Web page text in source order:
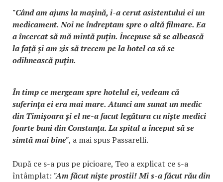
"Când am ajuns la mașină, i-a cerut asistentului ei un
medicament. Noi ne îndreptam spre o altă filmare. Ea
a încercat să mă mintă puțin. Începuse să se albească
la față și am zis să trecem pe la hotel ca să se
odihnească puțin.
În timp ce mergeam spre hotelul ei, vedeam că
suferința ei era mai mare. Atunci am sunat un medic
din Timișoara și el ne-a facut legătura cu niște medici
foarte buni din Constanța. La spital a început să se
simtă mai bine", a mai spus Passarelli.
După ce s-a pus pe picioare, Teo a explicat ce s-a
întâmplat: "Am făcut niște prostii! Mi s-a făcut rău din